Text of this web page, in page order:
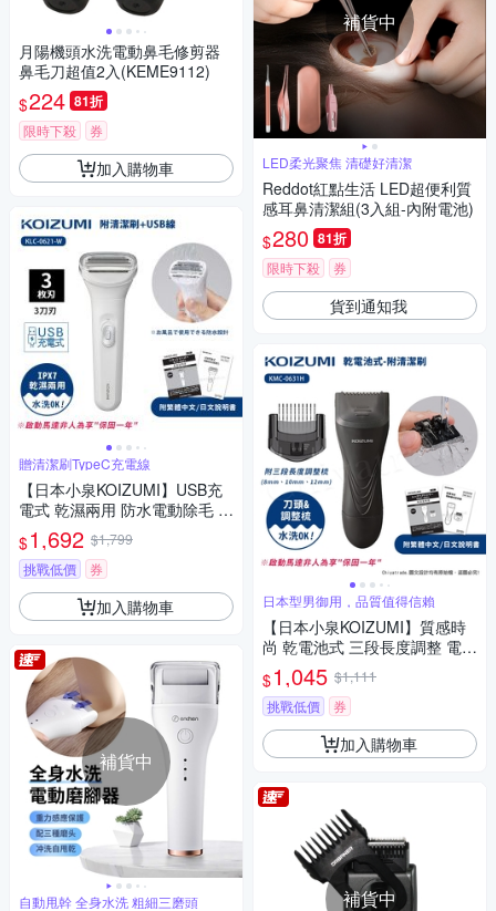
月陽機頭水洗電動鼻毛修剪器
鼻毛刀超值2入(KEME9112)
$224 81折
限時下殺 券
加入購物車
贈清潔刷TypeC充電線
【日本小泉KOIZUMI】USB充
電式 乾濕兩用 防水電動除毛 得
體刀 防水設計(贈清潔刷+充電
線)-白
$1,692 $1,799
挑戰低價
券
加入購物車
補貨中
自動甩幹 全身水洗 粗細三磨頭
補貨中
LED柔光聚焦 清礎好清潔
Reddot紅點生活 LED超便利質
感耳鼻清潔組(3入組-內附電池)
$280 81折
限時下殺 券
貨到通知我
日本型男御用，品質值得信賴
【日本小泉KOIZUMI】質感時
尚 乾電池式 三段長度調整 電動
除毛刀 得體刀(附清潔刷)KMC-
0631H
$1,045 $1,111
挑戰低價
券
加入購物車
補貨中